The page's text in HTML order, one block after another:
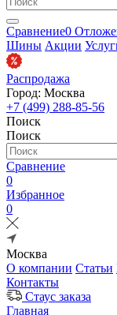
Сравнение0
Шины Акции
Распродажа
Город: Москва
+7 (499) 288-85-56
Поиск
Поиск
Сравнение
0
Избранное
0
Москва
О компании Статьи
Контакты
Стаус заказа
Главная